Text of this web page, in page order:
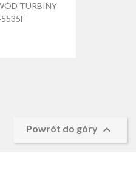
TURBINY
Powrót do góry 